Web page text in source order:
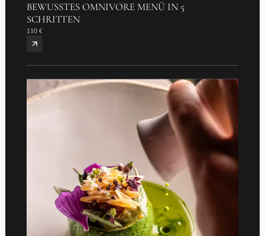
BEWUSSTES OMNIVORE MENÜ IN 5
SCHRITTEN
110 €